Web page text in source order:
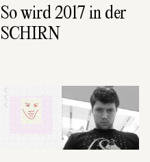
So wird 2017 in der
SCHIRN